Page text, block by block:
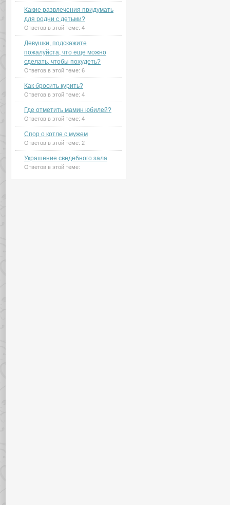
Какие развлечения придумать
для родни с детьми?
Ответов в этой теме: 4
Девушки, подскажите
пожалуйста, что еще можно
сделать, чтобы похудеть?
Ответов в этой теме: 6
Как бросить курить?
Ответов в этой теме: 4
Где отметить мамин юбилей?
Ответов в этой теме: 4
Спор о котле с мужем
Ответов в этой теме: 2
Украшение сведебного зала
Ответов в этой теме: